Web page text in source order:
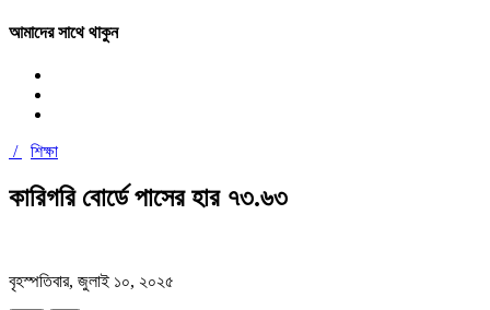
আমাদের সাথে থাকুন
/ শিক্ষা
কারিগরি বোর্ডে পাসের হার ৭৩.৬৩
বৃহস্পতিবার, জুলাই ১০, ২০২৫